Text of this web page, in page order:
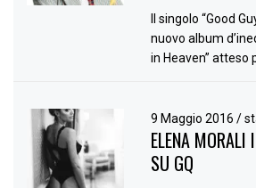
Il singolo “Good
nuovo album
in Heaven” atteso
9 Maggio 2016/
ELENA MORALI
SU GQ